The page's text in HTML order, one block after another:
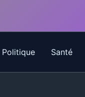
Politique Santé